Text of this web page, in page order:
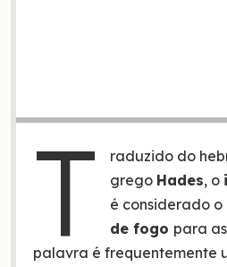
T raduzido do
grego Hades, o
é considerado o
de fogo para
palavra é frequentemente